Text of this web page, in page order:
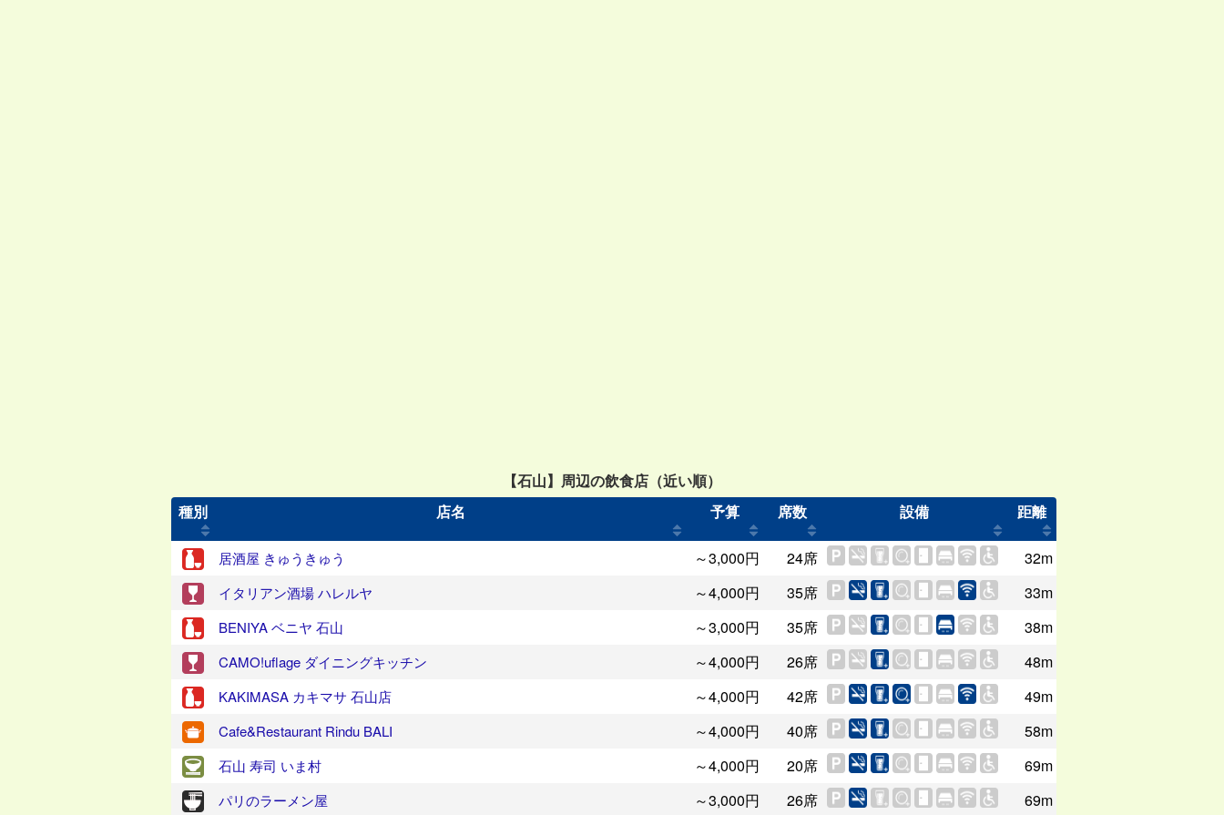
【石山】周辺の飲食店（近い順）
種別
店名 予算 席数 設備 距離
居酒屋 きゅうきゅう ～3,000円 24席 32m
イタリアン酒場 ハレルヤ ～4,000円 35席 33m
BENIYA ベニヤ 石山 ～3,000円 35席 38m
CAMO!uflage ダイニングキッチン ～4,000円 26席 48m
KAKIMASA カキマサ 石山店 ～4,000円 42席 49m
Cafe&Restaurant Rindu BALI ～4,000円 40席 58m
石山 寿司 いま村 ～4,000円 20席 69m
パリのラーメン屋 ～3,000円 26席 69m